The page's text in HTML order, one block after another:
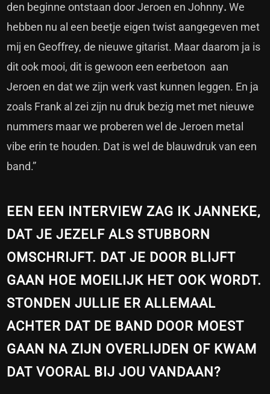
den beginne ontstaan door Jeroen en Johnny. We
hebben nu al een beetje eigen twist aangegeven met
mij en Geoffrey, de nieuwe gitarist. Maar daarom ja is
dit ook mooi, dit is gewoon een eerbetoon aan
Jeroen en dat we zijn werk vast kunnen leggen. En ja
zoals Frank al zei zijn nu druk bezig met met nieuwe
nummers maar we proberen wel de Jeroen metal
vibe erin te houden. Dat is wel de blauwdruk van een
band.”
EEN EEN INTERVIEW ZAG IK JANNEKE,
DAT JE JEZELF ALS STUBBORN
OMSCHRIJFT. DAT JE DOOR BLIJFT
GAAN HOE MOEILIJK HET OOK WORDT.
STONDEN JULLIE ER ALLEMAAL
ACHTER DAT DE BAND DOOR MOEST
GAAN NA ZIJN OVERLIJDEN OF KWAM
DAT VOORAL BIJ JOU VANDAAN?